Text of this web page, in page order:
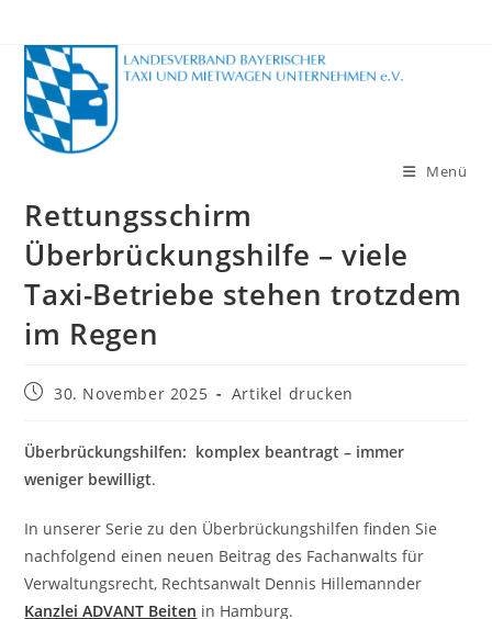
Inhalt
springen
Menü
Rettungsschirm
Überbrückungshilfe – viele
Taxi-Betriebe stehen trotzdem
im Regen
Beitrag30. November 2025 Artikel drucken
Überbrückungshilfen: komplex beantragt – immer
weniger bewilligt.
In unserer Serie zu den Überbrückungshilfen finden Sie
nachfolgend einen neuen Beitrag des Fachanwalts für
Verwaltungsrecht, Rechtsanwalt Dennis Hillemannder
Kanzlei ADVANT Beiten in Hamburg.